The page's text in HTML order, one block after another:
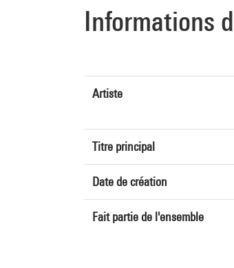
Informations
Artiste
Titre principal
Date de création
Fait partie de l'ensemble